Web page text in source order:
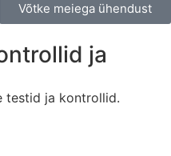
Võtke meiega ühendust
ja
testid ja kontrollid.